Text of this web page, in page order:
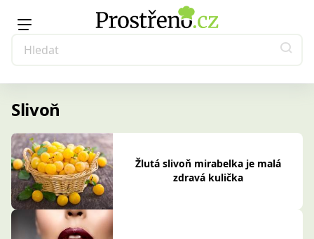
Slivoň
Žlutá slivoň mirabelka je malá
zdravá kulička